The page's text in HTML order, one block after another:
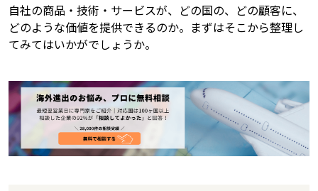
自社の商品・技術・サービスが、どの国の、どの顧客に、
どのような価値を提供できるのか。まずはそこから整理し
てみてはいかがでしょうか。